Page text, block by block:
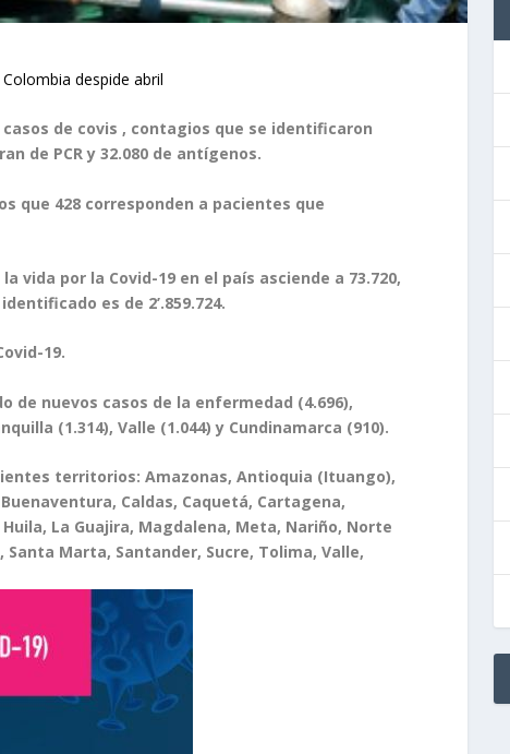
despide abril
de covis , contagios que se identificaron
de PCR y 32.080 de antígenos.
que 428 corresponden a pacientes que
vida por la Covid-19 en el país asciende a 73.720,
es de 2’.859.724.
19.
nuevos casos de la enfermedad (4.696),
(1.314), Valle (1.044) y Cundinamarca (910).
territorios: Amazonas, Antioquia (Ituango),
Caldas, Caquetá, Cartagena,
La Guajira, Magdalena, Meta, Nariño, Norte
Marta, Santander, Sucre, Tolima, Valle,